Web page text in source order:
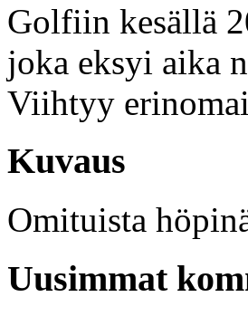
Golfiin kesällä
joka eksyi aika
Viihtyy
Kuvaus
Omituista
Uusimmat